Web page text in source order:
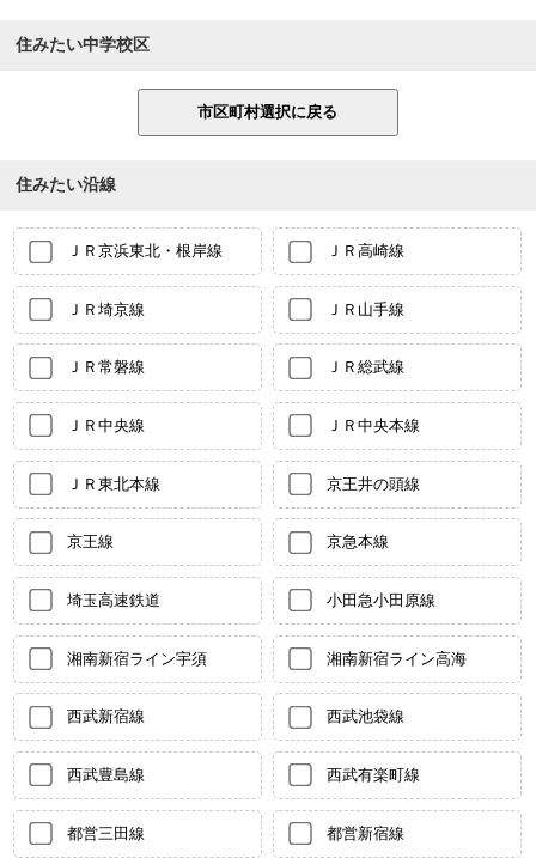
住みたい中学校区
住みたい沿線
ＪＲ京浜東北・根岸線 ＪＲ高崎線
ＪＲ埼京線 ＪＲ山手線
ＪＲ常磐線 ＪＲ総武線
ＪＲ中央線 ＪＲ中央本線
ＪＲ東北本線 京王井の頭線
京王線 京急本線
埼玉高速鉄道 小田急小田原線
湘南新宿ライン宇須 湘南新宿ライン高海
西武新宿線 西武池袋線
西武豊島線 西武有楽町線
都営三田線 都営新宿線